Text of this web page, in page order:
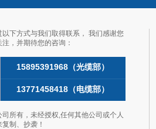
以下方式与我们取得联系，我们感谢您
，并期待您的咨询：
15895391968（光缆部）
13771458418（电缆部）
司所有，未经授权,任何其他公司或个人
制、抄袭！